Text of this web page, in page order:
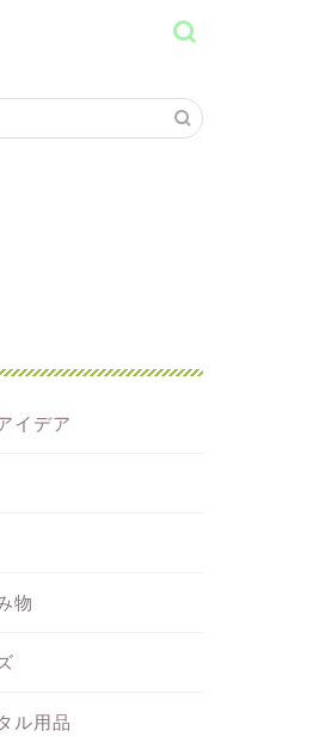
イデア
物
ル用品